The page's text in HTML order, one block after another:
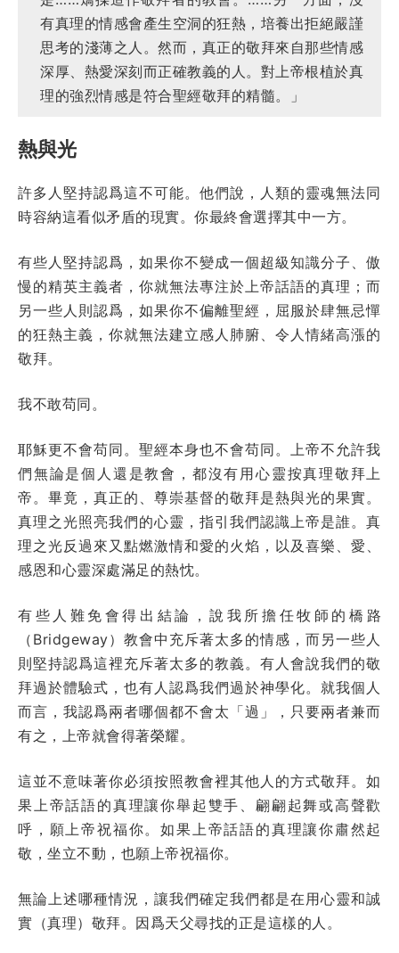
有真理的情感會產生空洞的狂熱，培養出拒絕嚴謹
思考的淺薄之人。然而，真正的敬拜來自那些情感
深厚、熱愛深刻而正確教義的人。對上帝根植於真
理的強烈情感是符合聖經敬拜的精髓。」
熱與光
許多人堅持認爲這不可能。他們說，人類的靈魂無法同
時容納這看似矛盾的現實。你最終會選擇其中一方。
有些人堅持認爲，如果你不變成一個超級知識分子、傲
慢的精英主義者，你就無法專注於上帝話語的真理；而
另一些人則認爲，如果你不偏離聖經，屈服於肆無忌憚
的狂熱主義，你就無法建立感人肺腑、令人情緒高漲的
敬拜。
我不敢苟同。
耶穌更不會苟同。聖經本身也不會苟同。上帝不允許我
們無論是個人還是教會，都沒有用心靈按真理敬拜上
帝。畢竟，真正的、尊崇基督的敬拜是熱與光的果實。
真理之光照亮我們的心靈，指引我們認識上帝是誰。真
理之光反過來又點燃激情和愛的火焰，以及喜樂、愛、
感恩和心靈深處滿足的熱忱。
有些人難免會得出結論，說我所擔任牧師的橋路
（Bridgeway）教會中充斥著太多的情感，而另一些人
則堅持認爲這裡充斥著太多的教義。有人會說我們的敬
拜過於體驗式，也有人認爲我們過於神學化。就我個人
而言，我認爲兩者哪個都不會太「過」，只要兩者兼而
有之，上帝就會得著榮耀。
這並不意味著你必須按照教會裡其他人的方式敬拜。如
果上帝話語的真理讓你舉起雙手、翩翩起舞或高聲歡
呼，願上帝祝福你。如果上帝話語的真理讓你肅然起
敬，坐立不動，也願上帝祝福你。
無論上述哪種情況，讓我們確定我們都是在用心靈和誠
實（真理）敬拜。因爲天父尋找的正是這樣的人。